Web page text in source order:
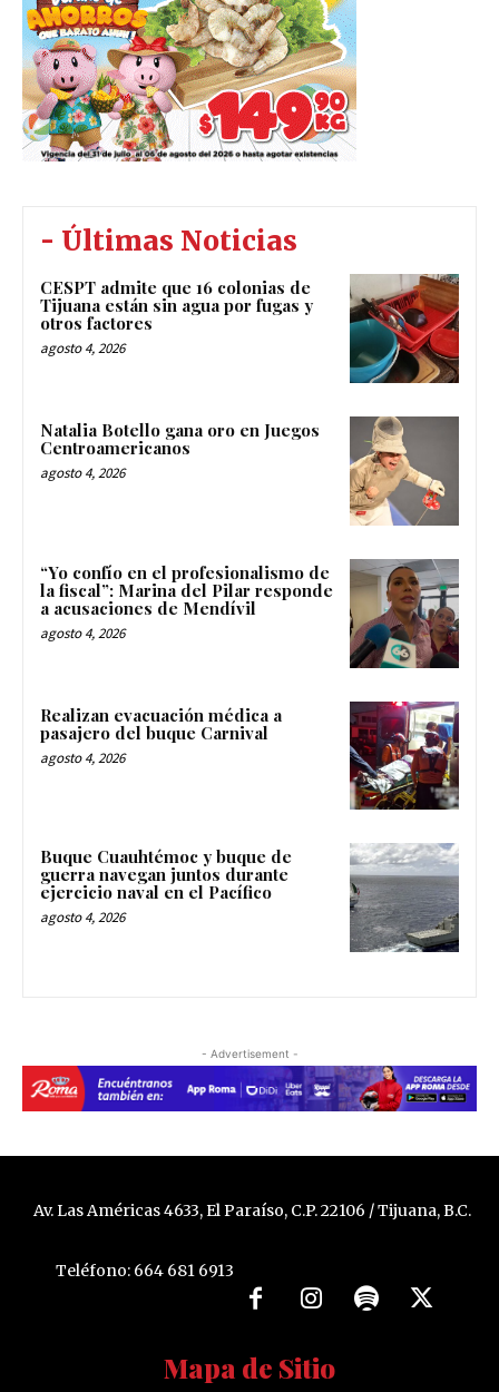
- Últimas Noticias
CESPT admite que 16 colonias de
Tijuana están sin agua por fugas y
otros factores
agosto 4, 2026
Natalia Botello gana oro en Juegos
Centroamericanos
agosto 4, 2026
“Yo confío en el profesionalismo de
la fiscal”: Marina del Pilar responde
a acusaciones de Mendívil
agosto 4, 2026
Realizan evacuación médica a
pasajero del buque Carnival
agosto 4, 2026
Buque Cuauhtémoc y buque de
guerra navegan juntos durante
ejercicio naval en el Pacífico
agosto 4, 2026
- Advertisement -
Av. Las Américas 4633, El Paraíso, C.P. 22106 / Tijuana, B.C.
Teléfono: 664 681 6913
Mapa de Sitio